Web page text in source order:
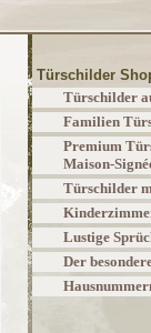
Türschilder
Türschilder
Familien
Premium
Maison-
Türschilder
Lustige
Der